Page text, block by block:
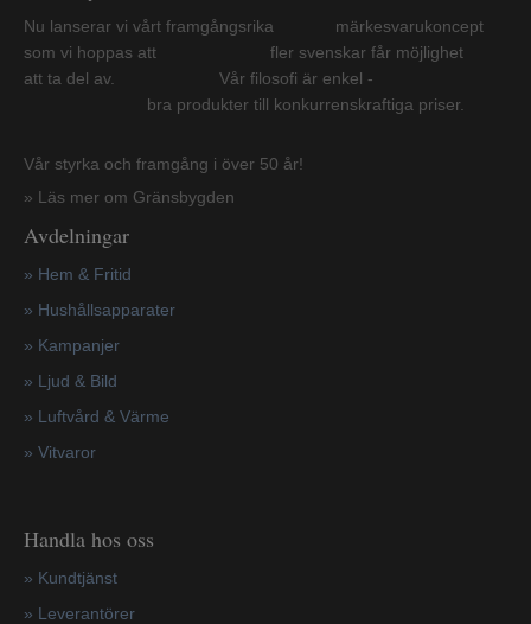
Nu lanserar vi vårt framgångsrika märkesvarukoncept
som vi hoppas att fler svenskar får möjlighet
att ta del av. Vår filosofi är enkel -
bra produkter till konkurrenskraftiga priser.
Vår styrka och framgång i över 50 år!
» Läs mer om Gränsbygden
Avdelningar
» Hem & Fritid
» Hushållsapparater
» Kampanjer
» Ljud & Bild
» Luftvård & Värme
» Vitvaror
Handla hos oss
» Kundtjänst
» Leverantörer